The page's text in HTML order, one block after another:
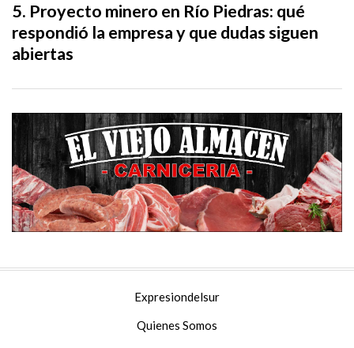
Proyecto minero en Río Piedras: qué
respondió la empresa y que dudas siguen
abiertas
Expresiondelsur
Quienes Somos